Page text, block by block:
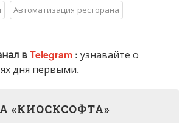
Автоматизация ресторана
вTelegram : узнавайте о
дня первыми.
«КИОСКСОФТА»